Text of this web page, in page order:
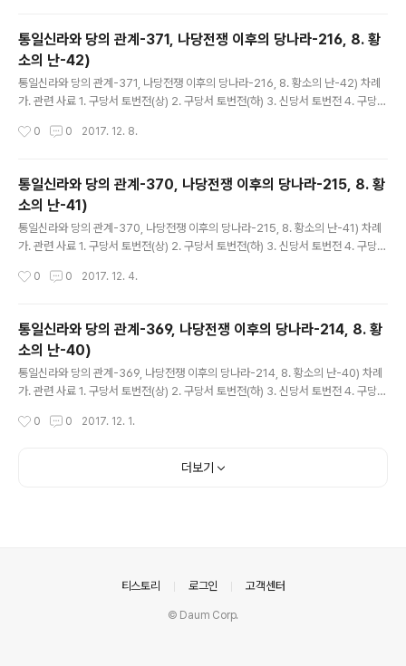
통일신라와 당의 관계-371, 나당전쟁 이후의 당나라-216, 8. 황
소의 난-42)
통일신라와 당의 관계-371, 나당전쟁 이후의 당나라-216, 8. 황소의 난-42) 차례
가. 관련 사료 1. 구당서 토번전(상) 2. 구당서 토번전(하) 3. 신당서 토번전 4. 구당서
9. 신당서 거란전 10. 구당서 발해전 11. 신당서..
0 0 2017. 12. 8.
통일신라와 당의 관계-370, 나당전쟁 이후의 당나라-215, 8. 황
소의 난-41)
통일신라와 당의 관계-370, 나당전쟁 이후의 당나라-215, 8. 황소의 난-41) 차례
가. 관련 사료 1. 구당서 토번전(상) 2. 구당서 토번전(하) 3. 신당서 토번전 4. 구당서
9. 신당서 거란전 10. 구당서 발해전 11. 신당서..
0 0 2017. 12. 4.
통일신라와 당의 관계-369, 나당전쟁 이후의 당나라-214, 8. 황
소의 난-40)
통일신라와 당의 관계-369, 나당전쟁 이후의 당나라-214, 8. 황소의 난-40) 차례
가. 관련 사료 1. 구당서 토번전(상) 2. 구당서 토번전(하) 3. 신당서 토번전 4. 구당서
9. 신당서 거란전 10. 구당서 발해전 11. 신당서..
0 0 2017. 12. 1.
더보기
티스토리 로그인 고객센터
© Daum Corp.